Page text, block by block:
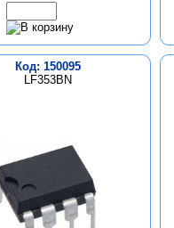
Код: 150095
LF353BN